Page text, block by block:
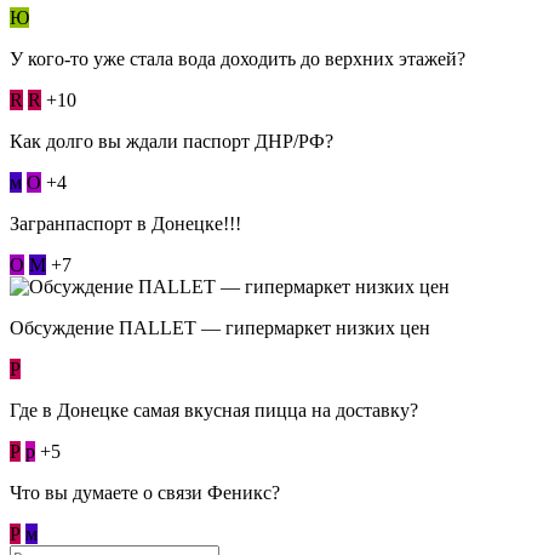
Ю
У кого-то уже стала вода доходить до верхних этажей?
R R +10
Как долго вы ждали паспорт ДНР/РФ?
м О +4
Загранпаспорт в Донецке!!!
О М +7
Обсуждение ПАLLЕТ — гипермаркет низких цен
Р
Где в Донецке самая вкусная пицца на доставку?
Р p +5
Что вы думаете о связи Феникс?
Р м